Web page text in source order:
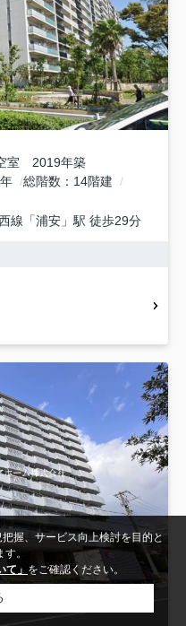
室 2019年築
総階数
14階建
線 「浦安 」駅 徒歩29分
握、サービス向上検討を目的と
。
」 をご確認ください。